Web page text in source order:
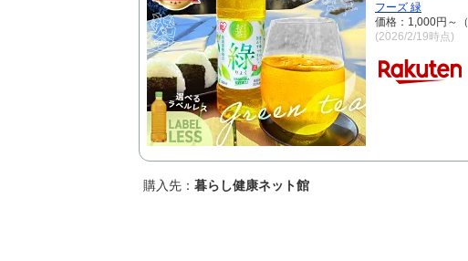
ｽﾎﾟｰﾂ 【３連敗】西武ファン集合（2026.8.7）
ｽﾎﾟｰﾂ 韓国代表DFイ・ハンボムがベルギー王者加入
趣味 【注意喚起】電源タップの寿命の目安は3〜5
ｱﾆﾒ 【ワンピース】で死んだキャラで打順組んだ
ｽﾎﾟｰﾂ 【動画】日本を応援するチアガールの健康的下
海外翻訳
韓国人「韓国代表がロンドン五輪銅メダル剥
韓国人「海外で韓国サッカーの2002年ベスト
（ﾌﾞﾙﾌﾞﾙ」＝韓国の反応
ｱﾆﾒ 【朗報】永瀬アンナさん、公式に次世代のエ
フーズ 緑
価格：1,000円～
(2026/2/19時点)
購入先： 暮らし健康ネット館